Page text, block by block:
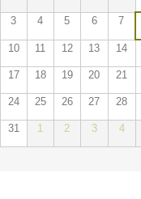
3 4 5 6 7
10 11 12 13 14
17 18 19 20 21
24 25 26 27 28
31 1 2 3 4